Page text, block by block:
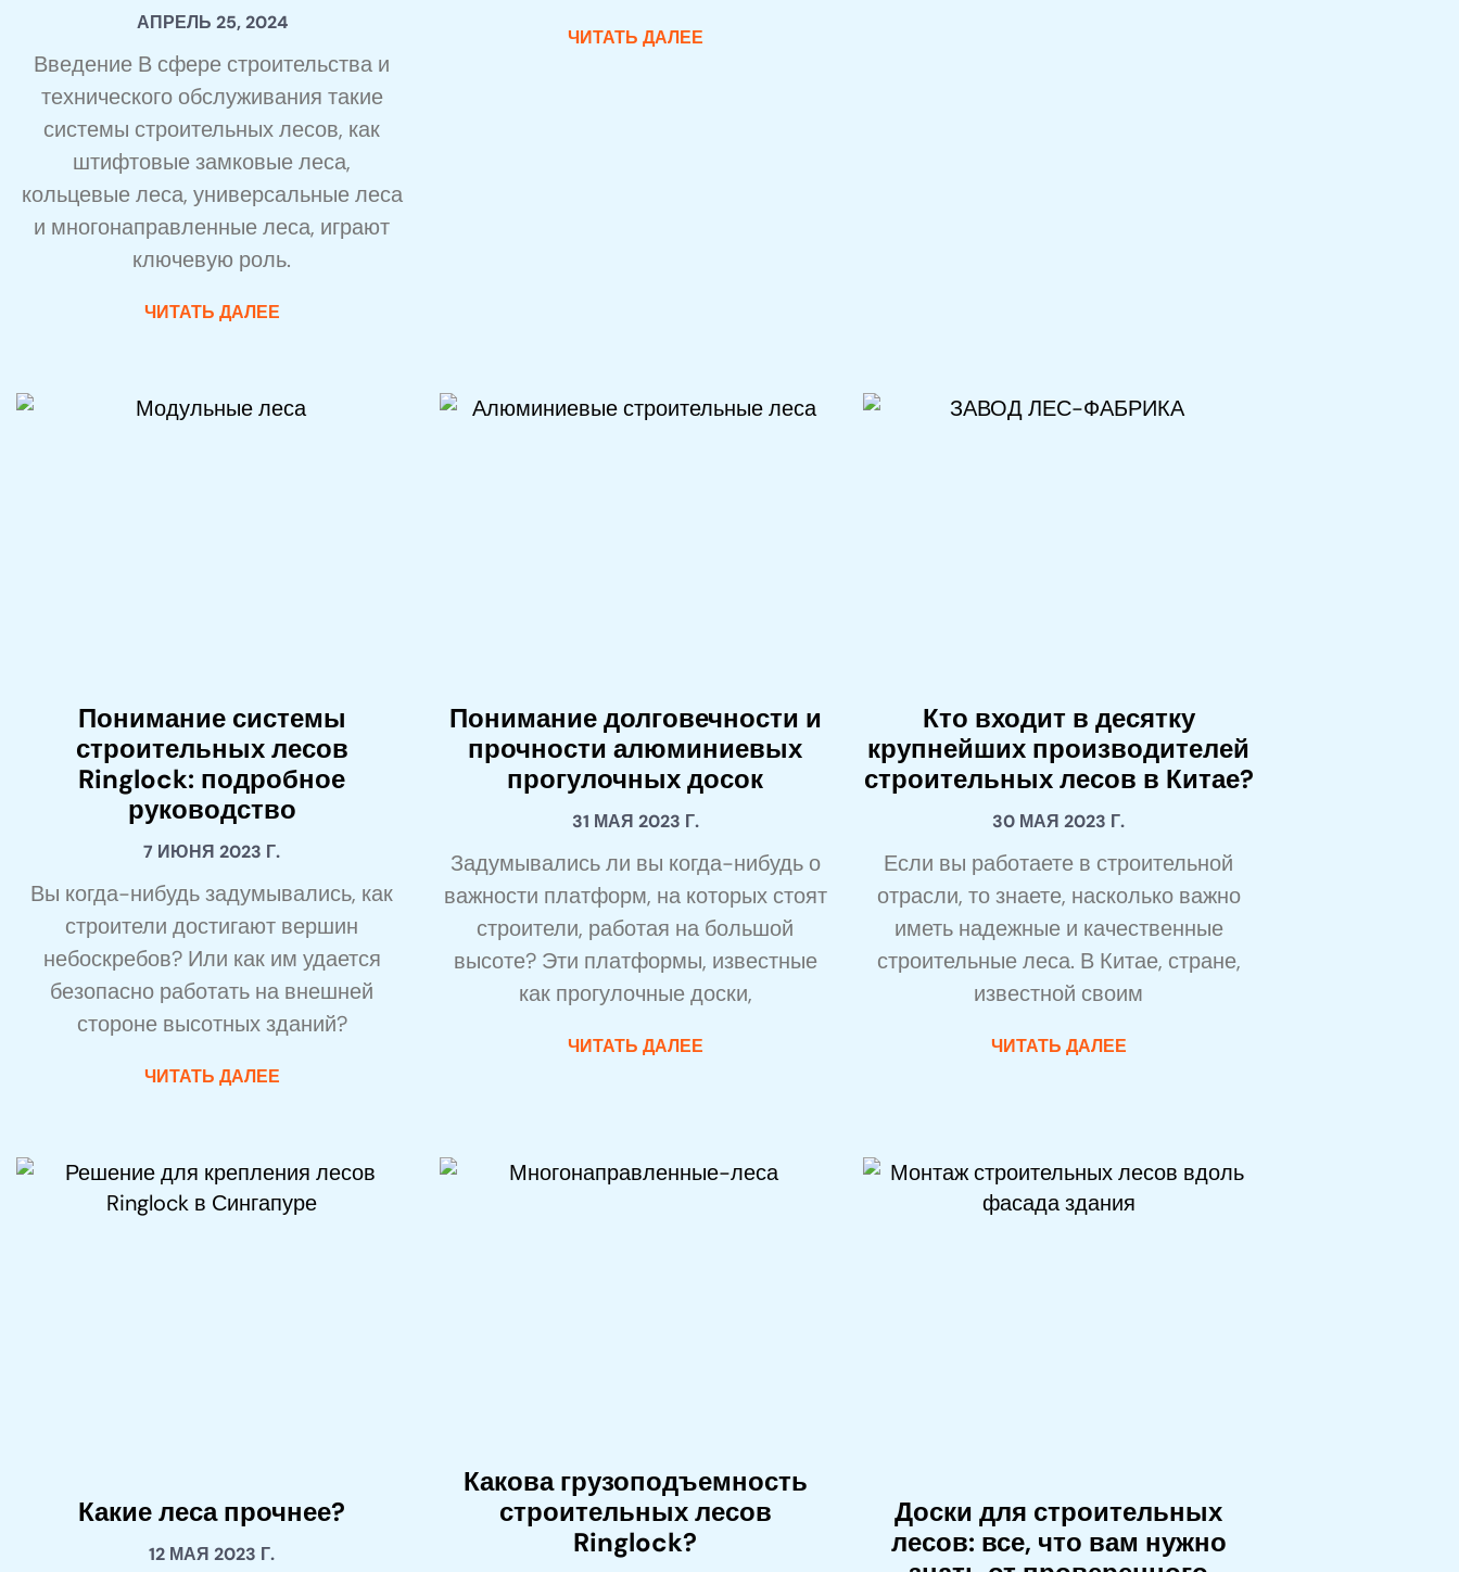
АПРЕЛЬ 25, 2024
Введение В сфере строительства и
технического обслуживания такие
системы строительных лесов, как
штифтовые замковые леса,
кольцевые леса, универсальные леса
и многонаправленные леса, играют
ключевую роль.
ЧИТАТЬ ДАЛЕЕ
ЧИТАТЬ ДАЛЕЕ
Понимание системы
строительных лесов
Ringlock: подробное
руководство
7 ИЮНЯ 2023 Г.
Вы когда-нибудь задумывались, как
строители достигают вершин
небоскребов? Или как им удается
безопасно работать на внешней
стороне высотных зданий?
ЧИТАТЬ ДАЛЕЕ
Понимание долговечности и
прочности алюминиевых
прогулочных досок
31 МАЯ 2023 Г.
Задумывались ли вы когда-нибудь о
важности платформ, на которых стоят
строители, работая на большой
высоте? Эти платформы, известные
как прогулочные доски,
ЧИТАТЬ ДАЛЕЕ
Кто входит в десятку
крупнейших производителей
строительных лесов в Китае?
30 МАЯ 2023 Г.
Если вы работаете в строительной
отрасли, то знаете, насколько важно
иметь надежные и качественные
строительные леса. В Китае, стране,
известной своим
ЧИТАТЬ ДАЛЕЕ
Какие леса прочнее?
12 МАЯ 2023 Г.
Какова грузоподъемность
строительных лесов
Ringlock?
Доски для строительных
лесов: все, что вам нужно